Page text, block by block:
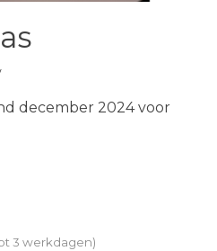
december 2024 voor
3 werkdagen)